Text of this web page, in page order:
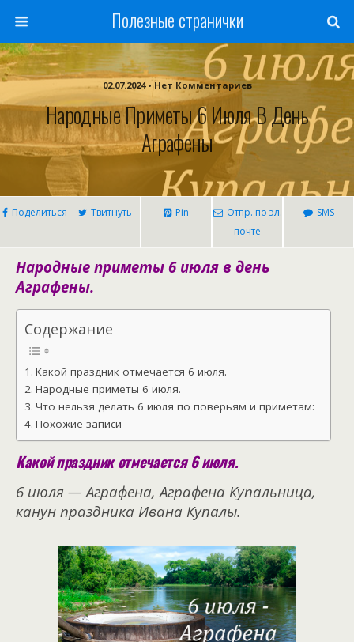
Полезные странички
02.07.2024 • Нет Комментариев
Народные Приметы 6 Июля В День
Аграфены
Поделиться Твитнуть Pin
Отпр. по эл.
почте
SMS
Народные приметы 6 июля в день
Аграфены.
Содержание
Какой праздник отмечается 6 июля.
Народные приметы 6 июля.
Что нельзя делать 6 июля по поверьям и приметам:
Похожие записи
Какой праздник отмечается 6 июля.
6 июля — Аграфена, Аграфена Купальница,
канун праздника Ивана Купалы.